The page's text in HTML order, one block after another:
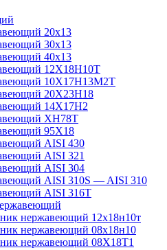
20х13
30х13
40х13
12Х18Н10Т
10Х17Н13М2T
20Х23Н18
14Х17Н2
ХН78Т
95Х18
AISI 430
AISI 321
AISI 304
AISI 310S — AISI 310
AISI 316T
нержавеющий 12х18н10т
нержавеющий 08х18н10
нержавеющий 08Х18Т1